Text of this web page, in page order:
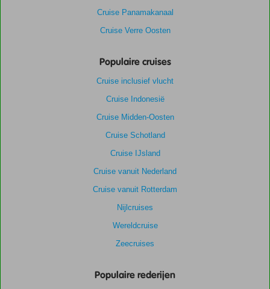
Cruise Panamakanaal
Cruise Verre Oosten
Populaire cruises
Cruise inclusief vlucht
Cruise Indonesië
Cruise Midden-Oosten
Cruise Schotland
Cruise IJsland
Cruise vanuit Nederland
Cruise vanuit Rotterdam
Nijlcruises
Wereldcruise
Zeecruises
Populaire rederijen